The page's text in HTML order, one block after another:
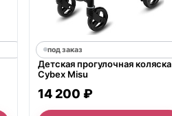
под заказ
Детская прогулочная коляска
Cybex Misu
14 200 ₽